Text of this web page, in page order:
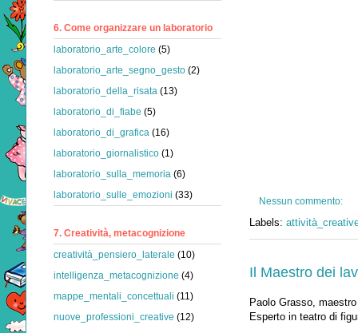
Nessun commento:
Labels:
Il Maestro dei
Paolo Grasso,
Esperto in teatro di
6. Come organizzare un laboratorio
laboratorio_arte_colore (5)
laboratorio_arte_segno_gesto (2)
laboratorio_della_risata (13)
laboratorio_di_fiabe (5)
laboratorio_di_grafica (16)
laboratorio_giornalistico (1)
laboratorio_sulla_memoria (6)
laboratorio_sulle_emozioni (33)
7. Creatività, metacognizione
creatività_pensiero_laterale (10)
intelligenza_metacognizione (4)
mappe_mentali_concettuali (11)
nuove_professioni_creative (12)